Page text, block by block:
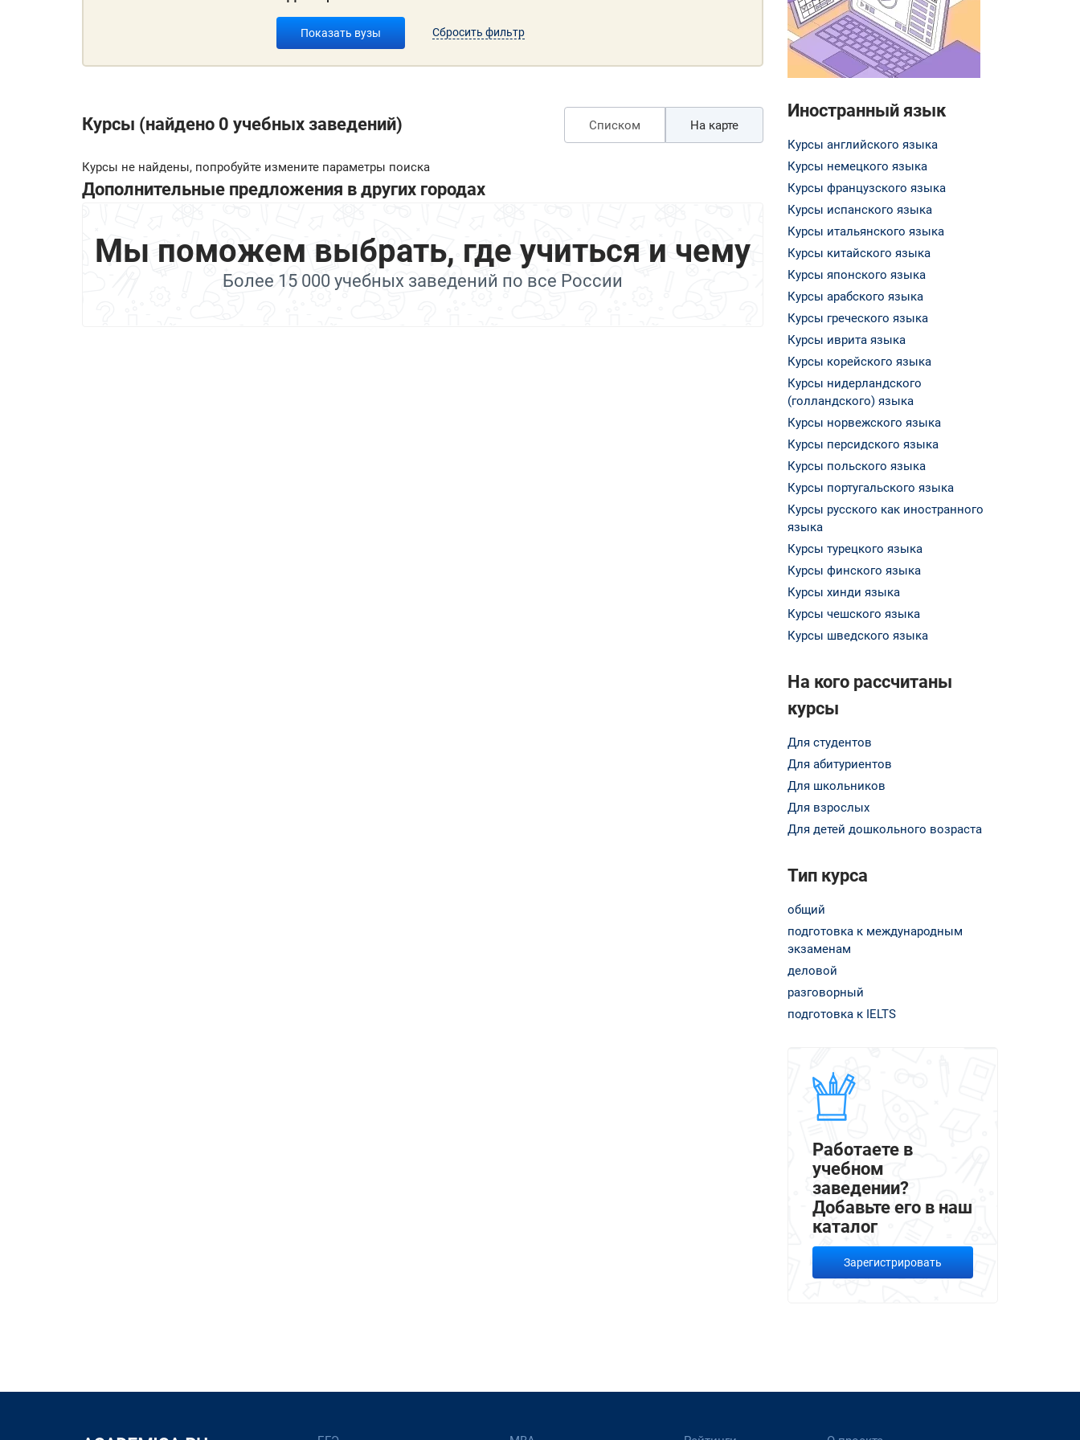
Показать вузы Сбросить фильтр
Курсы (найдено 0 учебных заведений) Списком На карте
Курсы не найдены, попробуйте измените параметры поиска
Дополнительные предложения в других городах
Мы поможем выбрать, где учиться и чему
Более 15 000 учебных заведений по все России
Иностранный язык
Курсы английского языка
Курсы немецкого языка
Курсы французского языка
Курсы испанского языка
Курсы итальянского языка
Курсы китайского языка
Курсы японского языка
Курсы арабского языка
Курсы греческого языка
Курсы иврита языка
Курсы корейского языка
Курсы нидерландского
(голландского) языка
Курсы норвежского языка
Курсы персидского языка
Курсы польского языка
Курсы португальского языка
Курсы русского как иностранного
языка
Курсы турецкого языка
Курсы финского языка
Курсы хинди языка
Курсы чешского языка
Курсы шведского языка
На кого рассчитаны
курсы
Для студентов
Для абитуриентов
Для школьников
Для взрослых
Для детей дошкольного возраста
Тип курса
общий
подготовка к международным
экзаменам
деловой
разговорный
подготовка к IELTS
Работаете в
учебном
заведении?
Добавьте его в наш
каталог
Зарегистрировать